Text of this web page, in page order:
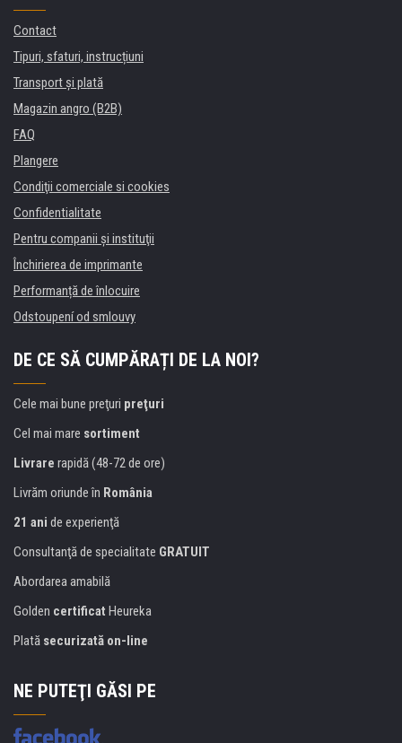
Contact
Tipuri, sfaturi, instrucțiuni
Transport şi plată
Magazin angro (B2B)
FAQ
Plangere
Condiţii comerciale si cookies
Confidentialitate
Pentru companii și instituţii
Închirierea de imprimante
Performanță de înlocuire
Odstoupení od smlouvy
DE CE SĂ CUMPĂRAȚI DE LA NOI?
Cele mai bune preţuri preţuri
Cel mai mare sortiment
Livrare rapidă (48-72 de ore)
Livrăm oriunde în România
21 ani de experienţă
Consultanţă de specialitate GRATUIT
Abordarea amabilă
Golden certificat Heureka
Plată securizată on-line
NE PUTEŢI GĂSI PE